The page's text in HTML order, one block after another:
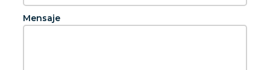
Mensaje